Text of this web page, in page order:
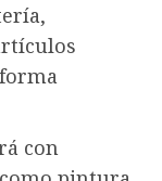
con